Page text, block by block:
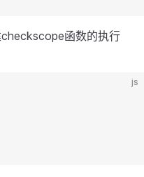
函数的执行
js